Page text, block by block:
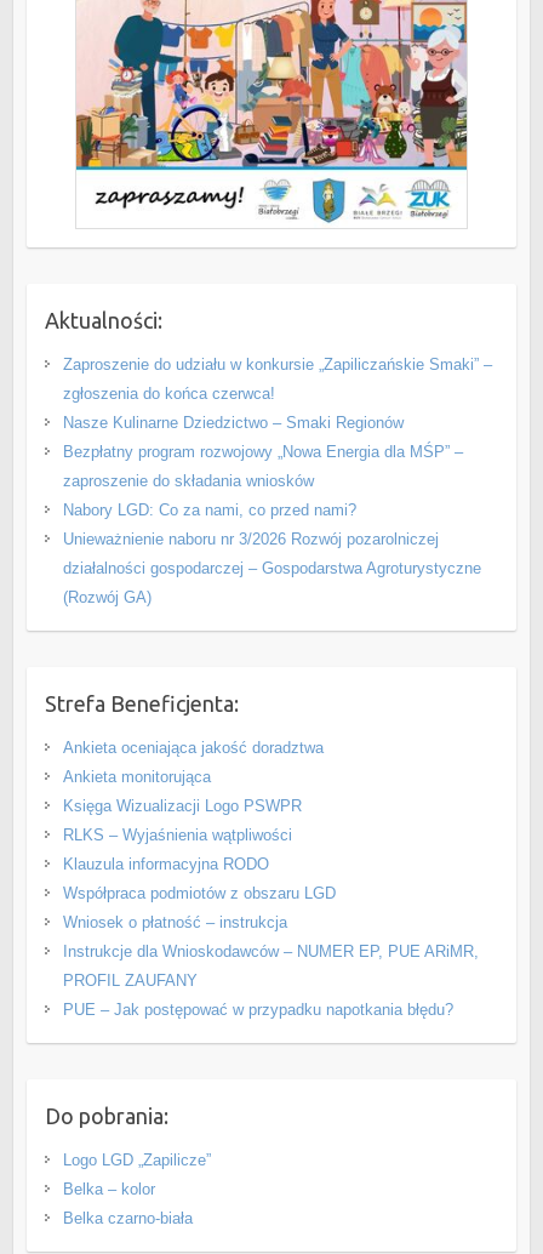
Aktualności:
Zaproszenie do udziału w konkursie „Zapiliczańskie Smaki” –
zgłoszenia do końca czerwca!
Nasze Kulinarne Dziedzictwo – Smaki Regionów
Bezpłatny program rozwojowy „Nowa Energia dla MŚP” –
zaproszenie do składania wniosków
Nabory LGD: Co za nami, co przed nami?
Unieważnienie naboru nr 3/2026 Rozwój pozarolniczej
działalności gospodarczej – Gospodarstwa Agroturystyczne
(Rozwój GA)
Strefa Beneficjenta:
Ankieta oceniająca jakość doradztwa
Ankieta monitorująca
Księga Wizualizacji Logo PSWPR
RLKS – Wyjaśnienia wątpliwości
Klauzula informacyjna RODO
Współpraca podmiotów z obszaru LGD
Wniosek o płatność – instrukcja
Instrukcje dla Wnioskodawców – NUMER EP, PUE ARiMR,
PROFIL ZAUFANY
PUE – Jak postępować w przypadku napotkania błędu?
Do pobrania:
Logo LGD „Zapilicze”
Belka – kolor
Belka czarno-biała